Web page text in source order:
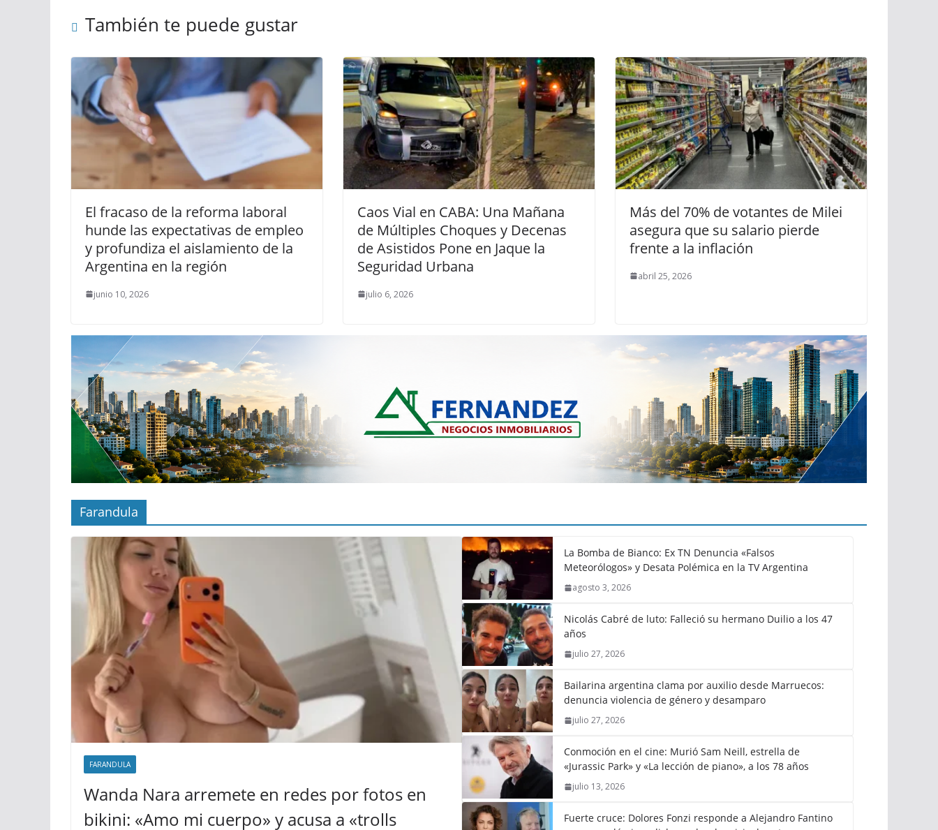
También te puede gustar
El fracaso de la reforma laboral
hunde las expectativas de empleo
y profundiza el aislamiento de la
Argentina en la región
junio 10, 2026
Caos Vial en CABA: Una Mañana
de Múltiples Choques y Decenas
de Asistidos Pone en Jaque la
Seguridad Urbana
julio 6, 2026
Más del 70% de votantes de Milei
asegura que su salario pierde
frente a la inflación
abril 25, 2026
Farandula
FARANDULA
Wanda Nara arremete en redes por fotos en
bikini: «Amo mi cuerpo» y acusa a «trolls
La Bomba de Bianco: Ex TN Denuncia «Falsos
Meteorólogos» y Desata Polémica en la TV Argentina
agosto 3, 2026
Nicolás Cabré de luto: Falleció su hermano Duilio a los 47
años
julio 27, 2026
Bailarina argentina clama por auxilio desde Marruecos:
denuncia violencia de género y desamparo
julio 27, 2026
Conmoción en el cine: Murió Sam Neill, estrella de
«Jurassic Park» y «La lección de piano», a los 78 años
julio 13, 2026
Fuerte cruce: Dolores Fonzi responde a Alejandro Fantino